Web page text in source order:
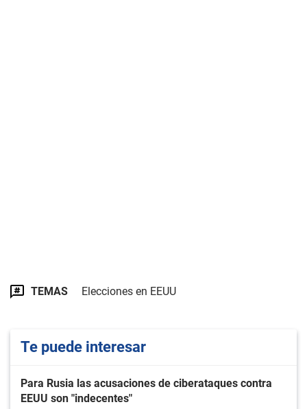
TEMAS Elecciones en EEUU
Te puede interesar
Para Rusia las acusaciones de ciberataques contra
EEUU son "indecentes"